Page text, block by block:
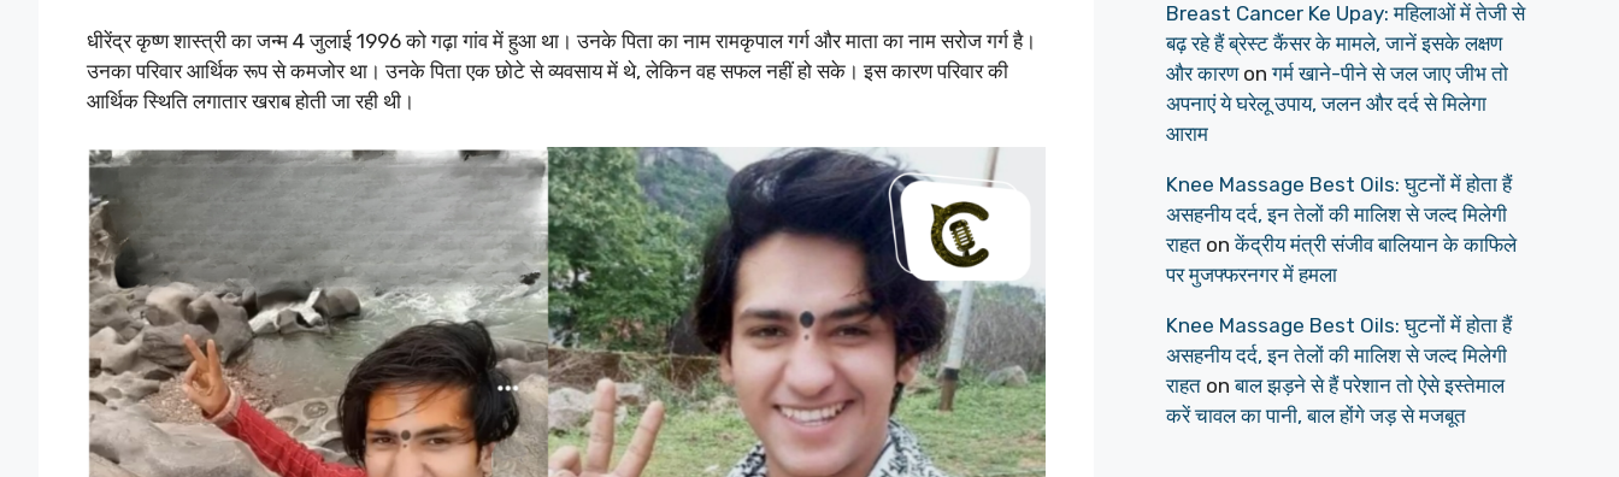
धीरेंद्र कृष्ण शास्त्री का जन्म 4 जुलाई 1996 को गढ़ा गांव में हुआ था। उनके पिता का नाम रामकृपाल गर्ग और माता का नाम सरोज गर्ग है।
उनका परिवार आर्थिक रूप से कमजोर था। उनके पिता एक छोटे से व्यवसाय में थे, लेकिन वह सफल नहीं हो सके। इस कारण परिवार की
आर्थिक स्थिति लगातार खराब होती जा रही थी।
Breast Cancer Ke Upay: महिलाओं में तेजी से
बढ़ रहे हैं ब्रेस्ट कैंसर के मामले, जानें इसके लक्षण
और कारणonगर्म खाने-पीने से जल जाए जीभ तो
अपनाएं ये घरेलू उपाय, जलन और दर्द से मिलेगा
आराम
Knee Massage Best Oils: घुटनों में होता हैं
असहनीय दर्द, इन तेलों की मालिश से जल्द मिलेगी
राहत onकेंद्रीय मंत्री संजीव बालियान के काफिले
पर मुजफ्फरनगर में हमला
Knee Massage Best Oils: घुटनों में होता हैं
असहनीय दर्द, इन तेलों की मालिश से जल्द मिलेगी
राहत onबाल झड़ने से हैं परेशान तो ऐसे इस्तेमाल
करें चावल का पानी, बाल होंगे जड़ से मजबूत